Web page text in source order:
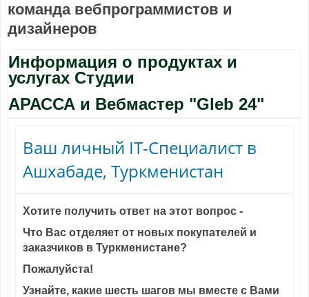
команда вебпрограммистов и
дизайнеров
Информация о продуктах и
услугах Студии
АРАССА и Вебмастер "Gleb 24"
Ваш личный IT-Специалист в
Ашхабаде, Туркменистан
Хотите получить ответ на этот вопрос -
Что Вас отделяет от новых покупателей и
заказчиков в Туркменистане?
Пожалуйста!
Узнайте, какие шесть шагов мы вместе с Вами